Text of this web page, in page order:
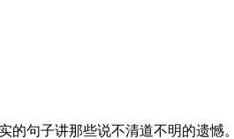
的句子讲那些说不清道不明的遗